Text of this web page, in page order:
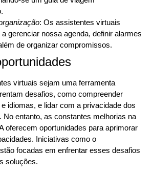
: Os assistentes virtuais
a gerenciar nossa agenda, definir alarmes
de organizar compromissos.
virtuais sejam uma ferramenta
desafios, como compreender
idiomas, e lidar com a privacidade dos
No entanto, as constantes melhorias na
oferecem oportunidades para aprimorar
Iniciativas como o
focadas em enfrentar esses desafios
soluções.